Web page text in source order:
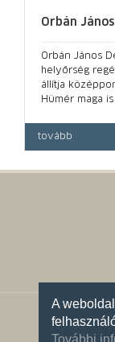
A
További
Orbán
Orbán János
helyőrség
állítja
Hümér maga
tovább